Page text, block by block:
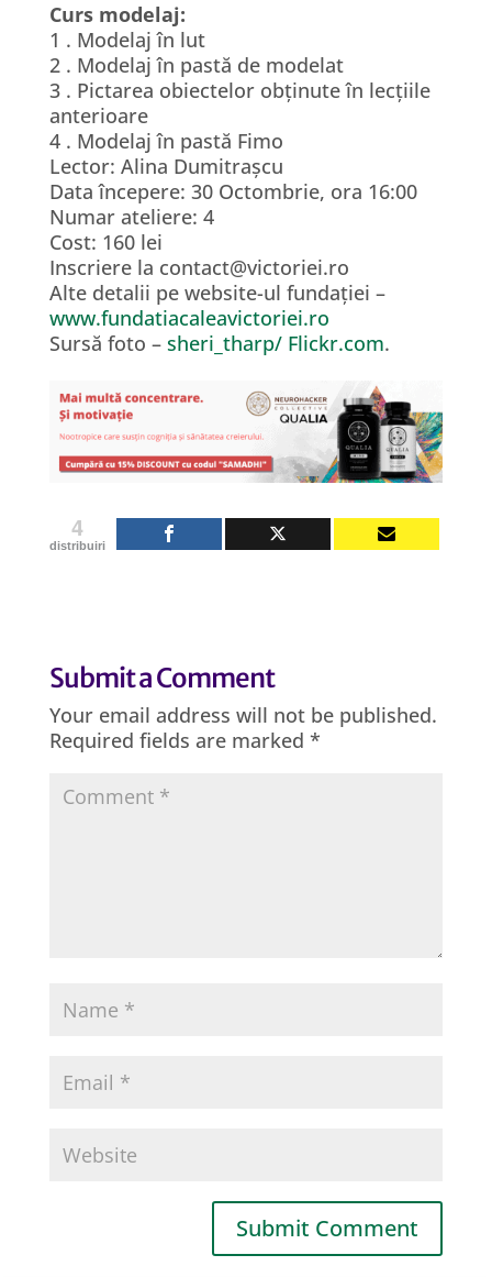
Curs modelaj:
1 . Modelaj în lut
2 . Modelaj în pastă de modelat
3 . Pictarea obiectelor obținute în lecțiile
anterioare
4 . Modelaj în pastă Fimo
Lector: Alina Dumitrașcu
Data începere: 30 Octombrie, ora 16:00
Numar ateliere: 4
Cost: 160 lei
Inscriere la contact@victoriei.ro
Alte detalii pe website-ul fundației –
www.fundatiacaleavictoriei.ro
Sursă foto – sheri_tharp/ Flickr.com.
4
distribuiri
Submit a Comment
Your email address will not be published.
Required fields are marked *